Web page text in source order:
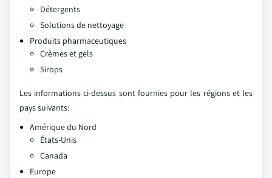
Détergents
Solutions de nettoyage
Produits pharmaceutiques
Crèmes et gels
Sirops
Les informations ci-dessus sont fournies pour les régions et les
pays suivants:
Amérique du Nord
États-Unis
Canada
Europe